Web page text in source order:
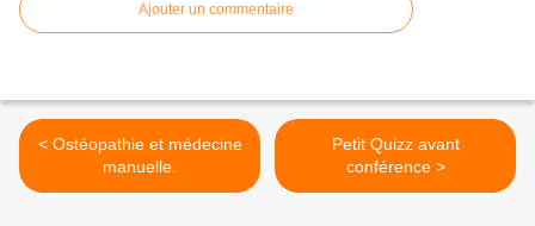
Ajouter un commentaire
< Ostéopathie et médecine
manuelle.
Petit Quizz avant
conférence >